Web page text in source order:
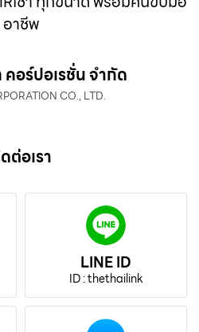
อาชีพ
อร์ปอเรชั่น จำกัด
CO., LTD.
ต่อเรา
LINE ID
ID : thethailink